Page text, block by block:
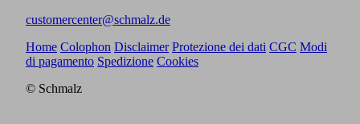
customercenter@schmalz.de
Home Colophon Disclaimer Protezione dei dati CGC Modi
di pagamento Spedizione Cookies
© Schmalz